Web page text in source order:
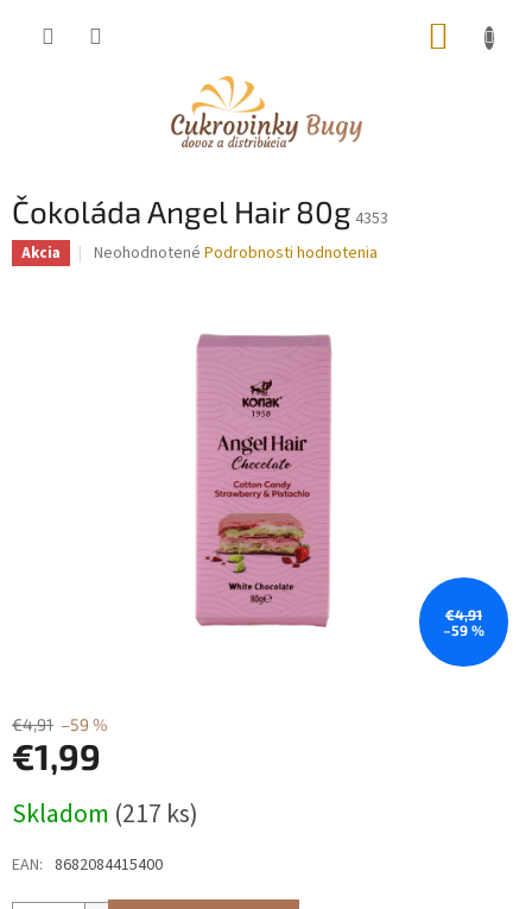
Čokoláda Angel Hair 80g 4353
Akcia
Priemerné
Neohodnotené Podrobnosti hodnotenia
€4,91
–59 %
€4,91 –59 %
€1,99
cena:
Skladom (217 ks)
EAN: 8682084415400